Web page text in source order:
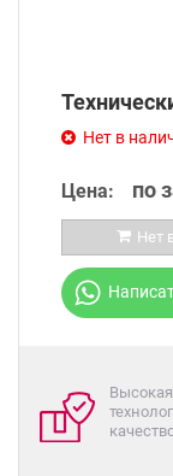
Нет в
Цена: по
Нет
Высокая